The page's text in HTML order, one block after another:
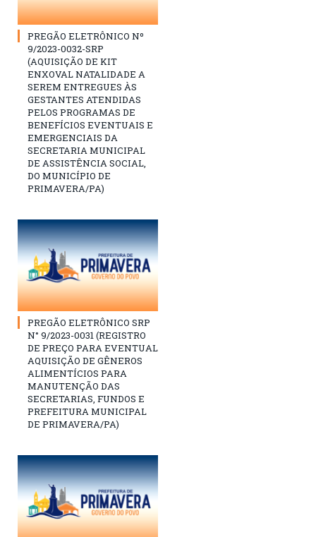
PREGÃO ELETRÔNICO Nº
9/2023-0032-SRP
(AQUISIÇÃO DE KIT
ENXOVAL NATALIDADE A
SEREM ENTREGUES ÀS
GESTANTES ATENDIDAS
PELOS PROGRAMAS DE
BENEFÍCIOS EVENTUAIS E
EMERGENCIAIS DA
SECRETARIA MUNICIPAL
DE ASSISTÊNCIA SOCIAL,
DO MUNICÍPIO DE
PRIMAVERA/PA)
PREGÃO ELETRÔNICO SRP
N° 9/2023-0031 (REGISTRO
DE PREÇO PARA EVENTUAL
AQUISIÇÃO DE GÊNEROS
ALIMENTÍCIOS PARA
MANUTENÇÃO DAS
SECRETARIAS, FUNDOS E
PREFEITURA MUNICIPAL
DE PRIMAVERA/PA)